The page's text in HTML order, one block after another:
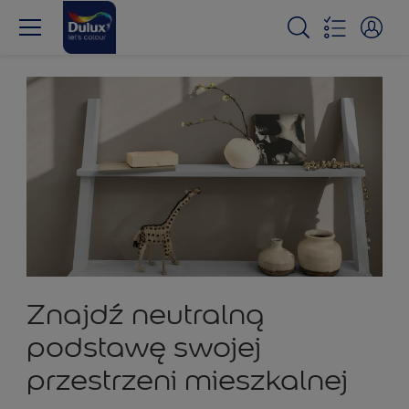
Znajdź neutralną
podstawę swojej
przestrzeni mieszkalnej